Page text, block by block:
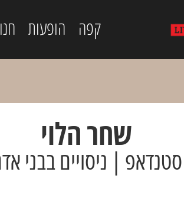
קפה הופעות
שחר הלוי
סטנדאפ | ניסויים בבני